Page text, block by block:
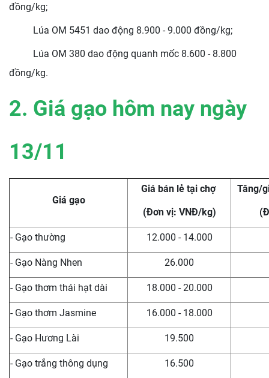
đồng/kg;
Lúa OM 5451 dao động 8.900 - 9.000 đồng/kg;
Lúa OM 380 dao động quanh mốc 8.600 - 8.800
đồng/kg.
2. Giá gạo hôm nay ngày
13/11
Giá gạo
Giá bán lẻ tại chợ
(Đơn vị: VNĐ/kg)
Tăng/
- Gạo thường 12.000 - 14.000
- Gạo Nàng Nhen 26.000
- Gạo thơm thái hạt dài 18.000 - 20.000
- Gạo thơm Jasmine 16.000 - 18.000
- Gạo Hương Lài 19.500
- Gạo trắng thông dụng 16.500